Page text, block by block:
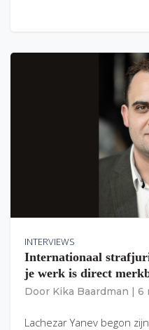
INTERVIEWS
Internationaal
je werk is direct
Door Kika Baardman 6
Lachezar Yanev begon